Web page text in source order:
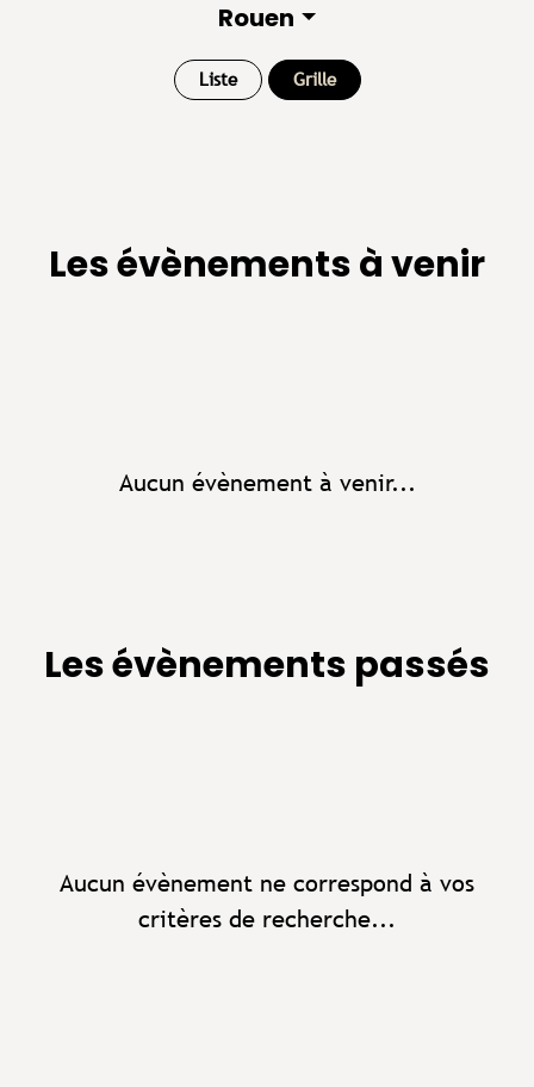
Rouen
Liste Grille
Les évènements à venir
Aucun évènement à venir...
Les évènements passés
Aucun évènement ne correspond à vos
critères de recherche...